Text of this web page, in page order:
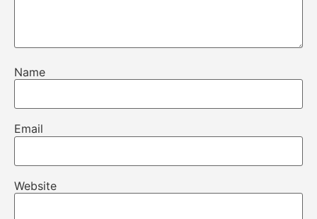
Name
Email
Website